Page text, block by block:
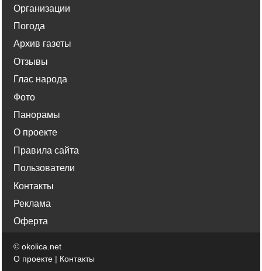
Организации
Погода
Архив газеты
Отзывы
Глас народа
Фото
Панорамы
О проекте
Правила сайта
Пользователи
Контакты
Реклама
Оферта
© okolica.net
О проекте | Контакты